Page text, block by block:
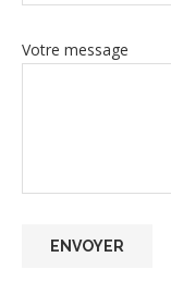
Votre message